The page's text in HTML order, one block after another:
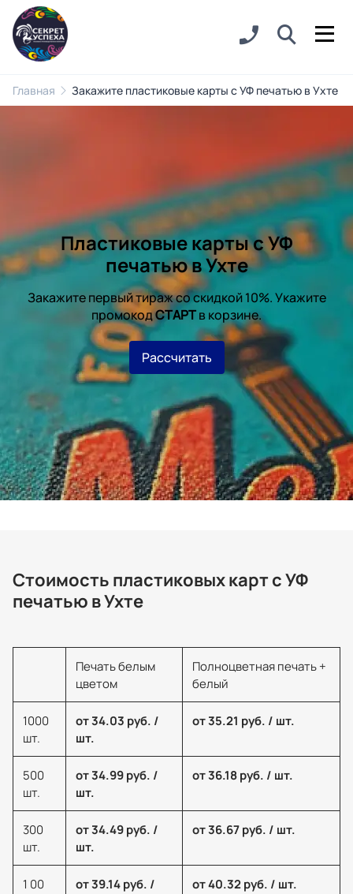
Главная Закажите пластиковые карты с УФ печатью в Ухте
Пластиковые карты с УФ
печатью в Ухте
Закажите первый тираж со скидкой 10%. Укажите
промокодСТАРТв корзине.
Рассчитать
Стоимость пластиковых карт с УФ
печатью в Ухте
Печать белым
цветом
Полноцветная печать +
белый
1000
шт.
от 34.03 руб. /
шт.
от 35.21 руб. / шт.
500
шт.
от 34.99 руб. /
шт.
от 36.18 руб. / шт.
300
шт.
от 34.49 руб. /
шт.
от 36.67 руб. / шт.
1 00
от 39.14 руб. /
от 40.32 руб. / шт.